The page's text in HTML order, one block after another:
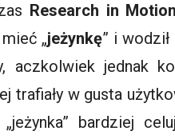
Research in Motion
„jeżynkę” i
aczkolwiek jednak
trafiały w gusta
bardziej